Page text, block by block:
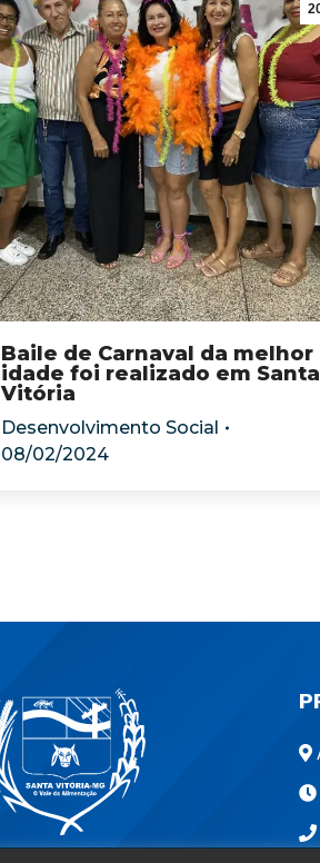
Baile de Carnaval da melhor
idade foi realizado em Santa
Vitória
Desenvolvimento Social
08/02/2024